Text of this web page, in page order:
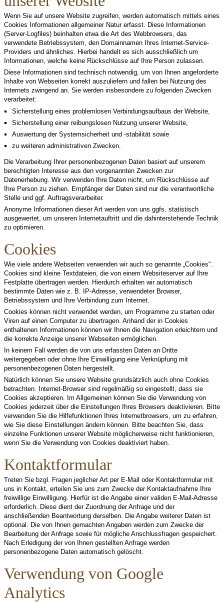
Wenn Sie auf unsere Website zugreifen, werden automatisch mittels eines
Cookies Informationen allgemeiner Natur erfasst. Diese Informationen
(Server-Logfiles) beinhalten etwa die Art des Webbrowsers, das
verwendete Betriebssystem, den Domainnamen Ihres Internet-Service-
Providers und ähnliches. Hierbei handelt es sich ausschließlich um
Informationen, welche keine Rückschlüsse auf Ihre Person zulassen.
Diese Informationen sind technisch notwendig, um von Ihnen angeforderte
Inhalte von Webseiten korrekt auszuliefern und fallen bei Nutzung des
Internets zwingend an. Sie werden insbesondere zu folgenden Zwecken
verarbeitet:
Sicherstellung eines problemlosen Verbindungsaufbaus der Website,
Sicherstellung einer reibungslosen Nutzung unserer Website,
Auswertung der Systemsicherheit und -stabilität sowie
zu weiteren administrativen Zwecken.
Die Verarbeitung Ihrer personenbezogenen Daten basiert auf unserem
berechtigten Interesse aus den vorgenannten Zwecken zur
Datenerhebung. Wir verwenden Ihre Daten nicht, um Rückschlüsse auf
Ihre Person zu ziehen. Empfänger der Daten sind nur die verantwortliche
Stelle und ggf. Auftragsverarbeiter.
Anonyme Informationen dieser Art werden von uns ggfs. statistisch
ausgewertet, um unseren Internetauftritt und die dahinterstehende Technik
zu optimieren.
Cookies
Wie viele andere Webseiten verwenden wir auch so genannte „Cookies“.
Cookies sind kleine Textdateien, die von einem Websiteserver auf Ihre
Festplatte übertragen werden. Hierdurch erhalten wir automatisch
bestimmte Daten wie z. B. IP-Adresse, verwendeter Browser,
Betriebssystem und Ihre Verbindung zum Internet.
Cookies können nicht verwendet werden, um Programme zu starten oder
Viren auf einen Computer zu übertragen. Anhand der in Cookies
enthaltenen Informationen können wir Ihnen die Navigation erleichtern und
die korrekte Anzeige unserer Webseiten ermöglichen.
In keinem Fall werden die von uns erfassten Daten an Dritte
weitergegeben oder ohne Ihre Einwilligung eine Verknüpfung mit
personenbezogenen Daten hergestellt.
Natürlich können Sie unsere Website grundsätzlich auch ohne Cookies
betrachten. Internet-Browser sind regelmäßig so eingestellt, dass sie
Cookies akzeptieren. Im Allgemeinen können Sie die Verwendung von
Cookies jederzeit über die Einstellungen Ihres Browsers deaktivieren. Bitte
verwenden Sie die Hilfefunktionen Ihres Internetbrowsers, um zu erfahren,
wie Sie diese Einstellungen ändern können. Bitte beachten Sie, dass
einzelne Funktionen unserer Website möglicherweise nicht funktionieren,
wenn Sie die Verwendung von Cookies deaktiviert haben.
Kontaktformular
Treten Sie bzgl. Fragen jeglicher Art per E-Mail oder Kontaktformular mit
uns in Kontakt, erteilen Sie uns zum Zwecke der Kontaktaufnahme Ihre
freiwillige Einwilligung. Hierfür ist die Angabe einer validen E-Mail-Adresse
erforderlich. Diese dient der Zuordnung der Anfrage und der
anschließenden Beantwortung derselben. Die Angabe weiterer Daten ist
optional. Die von Ihnen gemachten Angaben werden zum Zwecke der
Bearbeitung der Anfrage sowie für mögliche Anschlussfragen gespeichert.
Nach Erledigung der von Ihnen gestellten Anfrage werden
personenbezogene Daten automatisch gelöscht.
Verwendung von Google
Analytics